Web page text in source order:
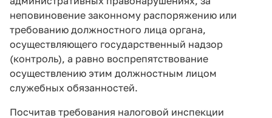
неповиновение законному распоряжению или
требованию должностного лица органа,
осуществляющего государственный надзор
(контроль), а равно воспрепятствование
осуществлению этим должностным лицом
служебных обязанностей.
Посчитав требования налоговой инспекции